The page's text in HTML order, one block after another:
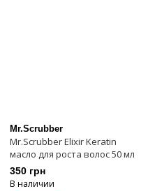
Mr.Scrubber
Mr.Scrubber Elixir Keratin
масло для роста волос 50 мл
350 грн
В наличии